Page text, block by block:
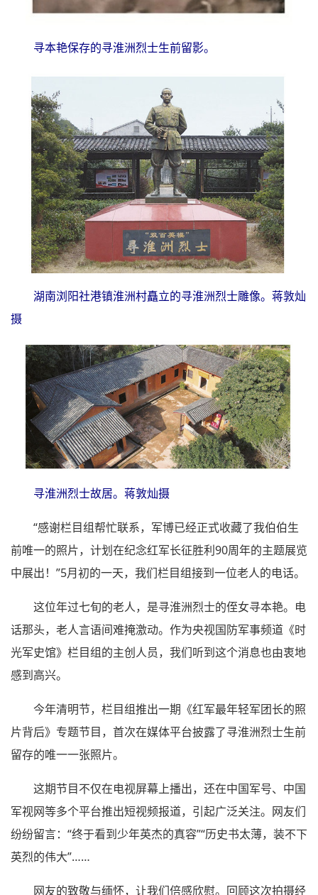
寻本艳保存的寻淮洲烈士生前留影。
湖南浏阳社港镇淮洲村矗立的寻淮洲烈士雕像。蒋敦灿
摄
寻淮洲烈士故居。蒋敦灿摄
“感谢栏目组帮忙联系，军博已经正式收藏了我伯伯生
前唯一的照片，计划在纪念红军长征胜利90周年的主题展览
中展出！”5月初的一天，我们栏目组接到一位老人的电话。
这位年过七旬的老人，是寻淮洲烈士的侄女寻本艳。电
话那头，老人言语间难掩激动。作为央视国防军事频道《时
光军史馆》栏目组的主创人员，我们听到这个消息也由衷地
感到高兴。
今年清明节，栏目组推出一期《红军最年轻军团长的照
片背后》专题节目，首次在媒体平台披露了寻淮洲烈士生前
留存的唯一一张照片。
这期节目不仅在电视屏幕上播出，还在中国军号、中国
军视网等多个平台推出短视频报道，引起广泛关注。网友们
纷纷留言：“终于看到少年英杰的真容”“历史书太薄，装不下
英烈的伟大”……
网友的致敬与缅怀，让我们倍感欣慰。回顾这次拍摄经